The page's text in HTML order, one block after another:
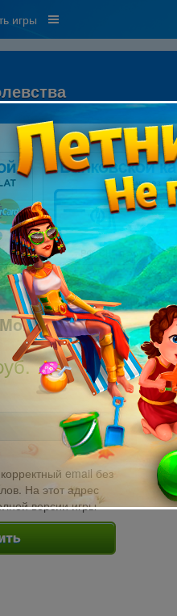
игры
email без
На этот адрес
версии игры